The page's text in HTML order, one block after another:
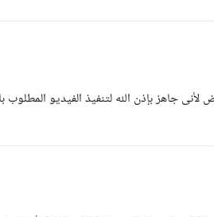
بإذن الله لتنفيذ الفيديو المطلوب